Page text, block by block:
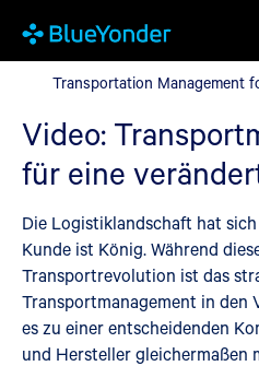
Transportation Management for
Transportation Management
Video:
für eine
Die Logistiklandschaft hat
Kunde ist König. Während
Transportrevolution ist das
Transportmanagement in den
es zu einer entscheidenden
und Hersteller gleichermaßen